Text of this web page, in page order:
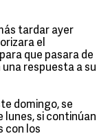
tardar ayer
el
que pasara de
respuesta a su
domingo, se
si continúan
con los